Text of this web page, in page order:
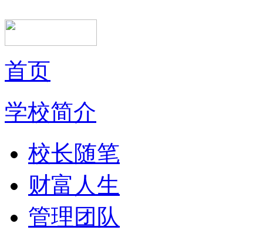
首页
学校简介
校长随笔
财富人生
管理团队